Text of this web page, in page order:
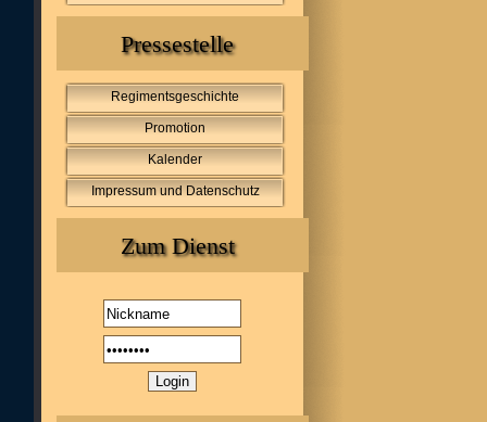
Pressestelle
Regimentsgeschichte
Promotion
Kalender
Impressum und Datenschutz
Zum Dienst